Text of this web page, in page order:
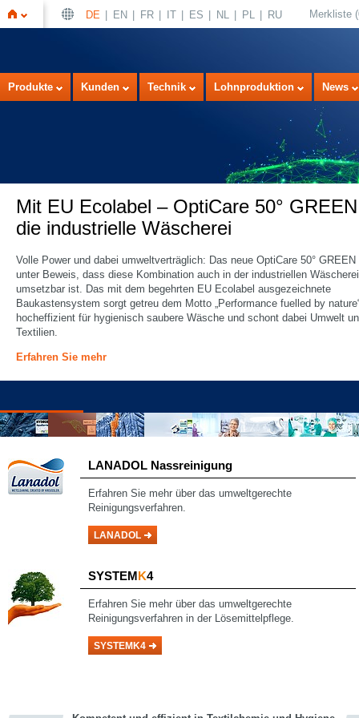
Startseite
DE EN FR IT ES NL PL RU Merkliste (
Produkte Kunden Technik Lohnproduktion News
Mit EU Ecolabel – OptiCare 50°
die industrielle Wäscherei
Volle Power und dabei umweltverträglich: Das neue OptiCare 50°
unter Beweis, dass diese Kombination auch in der industriellen Wäscherei
umsetzbar ist. Das mit dem begehrten EU Ecolabel ausgezeichnete
Baukastensystem sorgt getreu dem Motto „Performance fuelled by
hocheffizient für hygienisch saubere Wäsche und schont dabei Umwelt
Textilien.
Erfahren Sie mehr
LANADOL Nassreinigung
Erfahren Sie mehr über das umweltgerechte
Reinigungsverfahren.
LANADOL
SYSTEMK4
Erfahren Sie mehr über das umweltgerechte
Reinigungsverfahren in der Lösemittelpflege.
SYSTEMK4